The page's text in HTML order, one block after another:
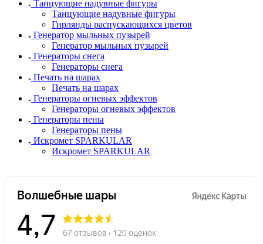
Танцующие надувные фигуры
Танцующие надувные фигуры
Гирлянды распускающихся цветов
Генератор мыльных пузырей
Генератор мыльных пузырей
Генераторы снега
Генераторы снега
Печать на шарах
Печать на шарах
Генераторы огневых эффектов
Генераторы огневых эффектов
Генераторы пены
Генераторы пены
Искромет SPARKULAR
Искромет SPARKULAR